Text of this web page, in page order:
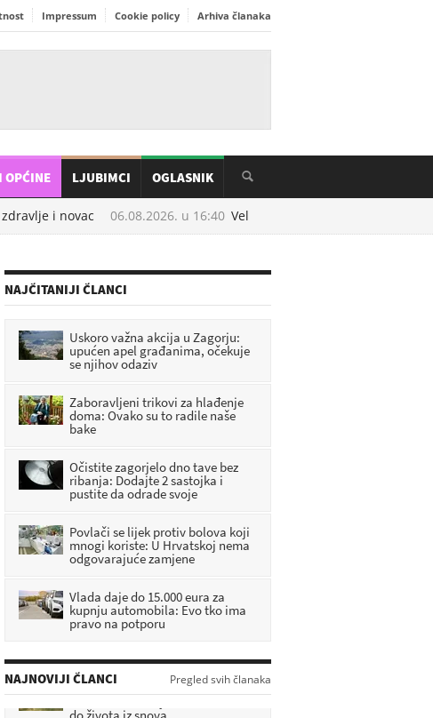
Impressum Cookie policy Arhiva članaka
OPĆINE LJUBIMCI OGLASNIK
i novac 06.08.2026. u 16:40 Velike promjene od rujna: brojne
NAJČITANIJI ČLANCI
Uskoro važna akcija u Zagorju:
upućen apel građanima, očekuje
se njihov odaziv
Zaboravljeni trikovi za hlađenje
doma: Ovako su to radile naše
bake
Očistite zagorjelo dno tave bez
ribanja: Dodajte 2 sastojka i
pustite da odrade svoje
Povlači se lijek protiv bolova koji
mnogi koriste: U Hrvatskoj nema
odgovarajuće zamjene
Vlada daje do 15.000 eura za
kupnju automobila: Evo tko ima
pravo na potporu
NAJNOVIJI ČLANCI Pregled svih članaka
Sudbina se okreće: Ova 3 znaka u
kolovozu dobivaju sve – od novca
do života iz snova